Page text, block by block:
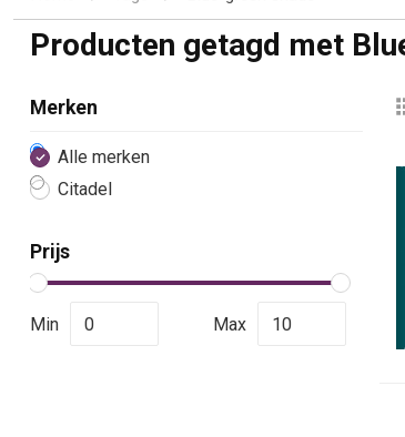
Producten getagd met
Merken
Alle merken
Citadel
Prijs
Min Max